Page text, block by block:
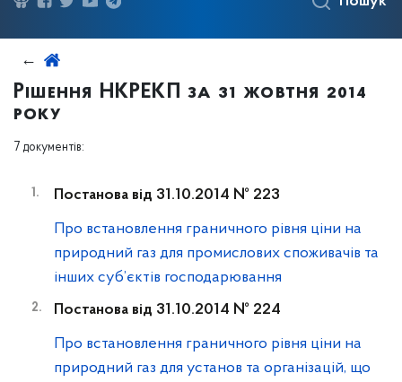
Рішення НКРЕКП за 31 жовтня 2014
року
7 документів:
Постанова від 31.10.2014 № 223
Про встановлення граничного рівня ціни на
природний газ для промислових споживачів та
інших суб’єктів господарювання
Постанова від 31.10.2014 № 224
Про встановлення граничного рівня ціни на
природний газ для установ та організацій, що